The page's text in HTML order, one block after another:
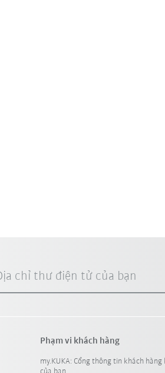
chỉ thư điện tử của bạn
Phạm vi khách hàng
my.KUKA: Cổng thông tin khách